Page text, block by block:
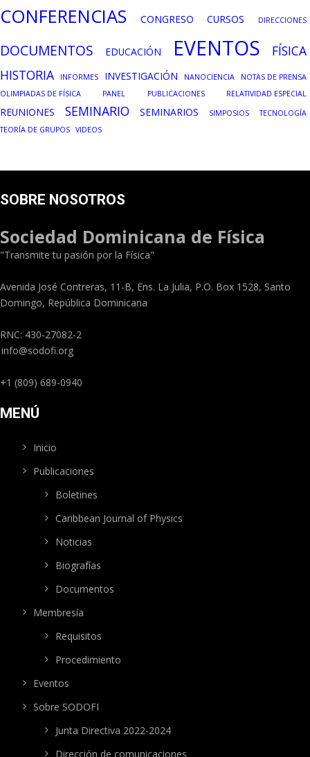
CONFERENCIAS CONGRESO CURSOS DIRECCIONES
DOCUMENTOS EDUCACIÓN EVENTOS
FÍSICA
HISTORIA
INFORMES INVESTIGACIÓN NANOCIENCIA
NOTAS DE PRENSA
OLIMPIADAS DE FÍSICA
PANEL PUBLICACIONES RELATIVIDAD ESPECIAL
REUNIONES SEMINARIO SEMINARIOS SIMPOSIOS
TECNOLOGÍA
TEORÍA DE GRUPOS VIDEOS
SOBRE NOSOTROS
Sociedad Dominicana de Física
"Transmite tu pasión por la Física"
Avenida José Contreras, 11-B, Ens. La Julia, P.O. Box 1528, Santo
Domingo, República Dominicana
RNC: 430-27082-2
info@sodofi.org
+1 (809) 689-0940
MENÚ
Inicio
Publicaciones
Boletines
Caribbean Journal of Physics
Noticias
Biografías
Documentos
Membresía
Requisitos
Procedimiento
Eventos
Sobre SODOFI
Junta Directiva 2022-2024
Dirección de comunicaciones